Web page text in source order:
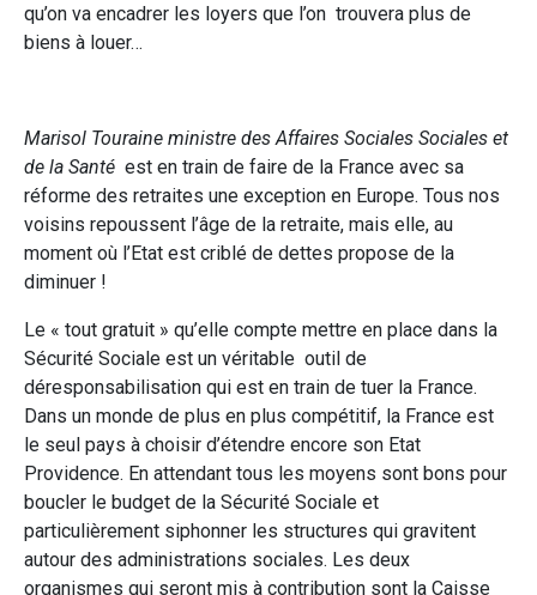
qu’on va encadrer les loyers que l’on trouvera plus de
biens à louer…
Marisol Touraine ministre des Affaires Sociales Sociales et
de la Santé est en train de faire de la France avec sa
réforme des retraites une exception en Europe. Tous nos
voisins repoussent l’âge de la retraite, mais elle, au
moment où l’Etat est criblé de dettes propose de la
diminuer !
Le « tout gratuit » qu’elle compte mettre en place dans la
Sécurité Sociale est un véritable outil de
déresponsabilisation qui est en train de tuer la France.
Dans un monde de plus en plus compétitif, la France est
le seul pays à choisir d’étendre encore son Etat
Providence. En attendant tous les moyens sont bons pour
boucler le budget de la Sécurité Sociale et
particulièrement siphonner les structures qui gravitent
autour des administrations sociales. Les deux
organismes qui seront mis à contribution sont la Caisse